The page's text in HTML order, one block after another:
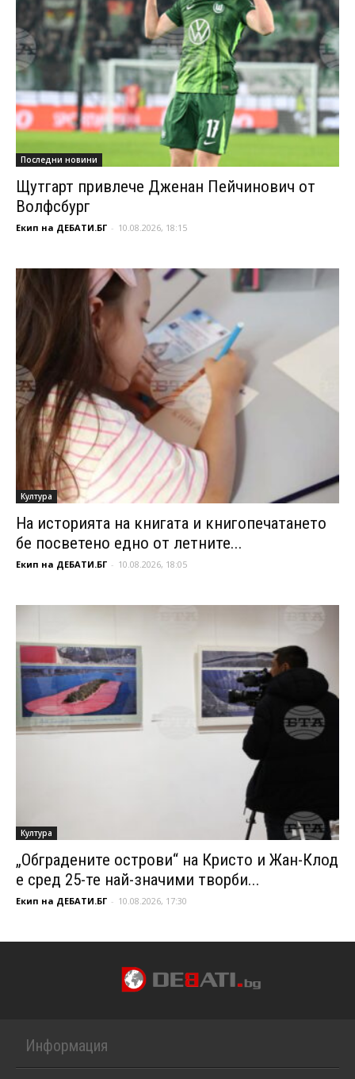
Последни новини
Щутгарт привлече Дженан Пейчинович от
Волфсбург
Екип на ДЕБАТИ.БГ - 10.08.2026, 18:15
Култура
На историята на книгата и книгопечатането
бе посветено едно от летните...
Екип на ДЕБАТИ.БГ - 10.08.2026, 18:05
Култура
„Обградените острови“ на Кристо и Жан-Клод
е сред 25-те най-значими творби...
Екип на ДЕБАТИ.БГ - 10.08.2026, 17:30
Информация